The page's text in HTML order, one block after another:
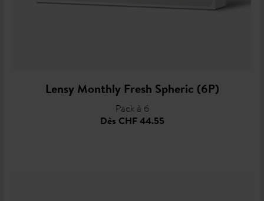
Lensy Monthly Fresh Spheric (6P)
Pack à 6
Dès CHF 44.55